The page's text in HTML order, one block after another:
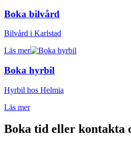
Boka bilvård
Bilvård i Karlstad
Läs mer
Boka hyrbil
Hyrbil hos Helmia
Läs mer
Boka tid eller kontakta